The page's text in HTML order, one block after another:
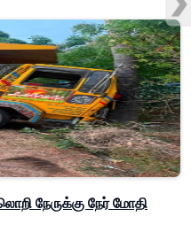
நேருக்கு நேர் மோதி